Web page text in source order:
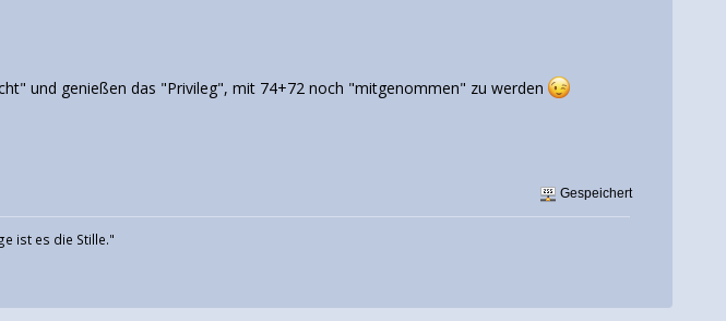
und genießen das "Privileg", mit 74+72 noch "mitgenommen" zu werden
Gespeichert
ist es die Stille."